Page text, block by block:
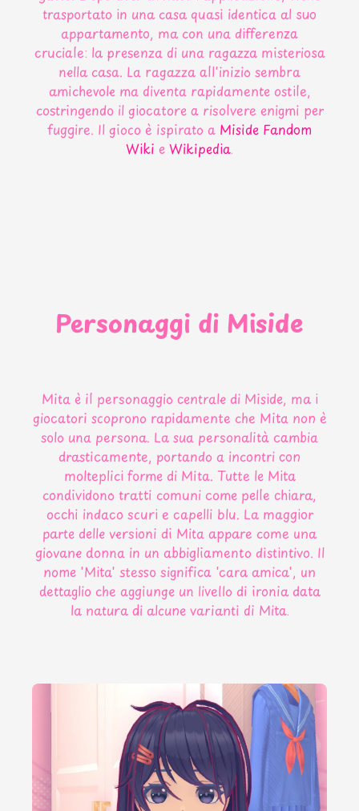
trasportato in una casa quasi identica al suo
appartamento, ma con una differenza
cruciale: la presenza di una ragazza misteriosa
nella casa. La ragazza all'inizio sembra
amichevole ma diventa rapidamente ostile,
costringendo il giocatore a risolvere enigmi per
fuggire. Il gioco è ispirato a Miside Fandom
Wiki e Wikipedia.
Personaggi di Miside
Mita è il personaggio centrale di Miside, ma i
giocatori scoprono rapidamente che Mita non è
solo una persona. La sua personalità cambia
drasticamente, portando a incontri con
molteplici forme di Mita. Tutte le Mita
condividono tratti comuni come pelle chiara,
occhi indaco scuri e capelli blu. La maggior
parte delle versioni di Mita appare come una
giovane donna in un abbigliamento distintivo. Il
nome 'Mita' stesso significa 'cara amica', un
dettaglio che aggiunge un livello di ironia data
la natura di alcune varianti di Mita.